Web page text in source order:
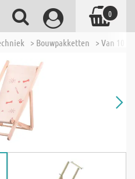
> Bouwpakketten > Van 10
0